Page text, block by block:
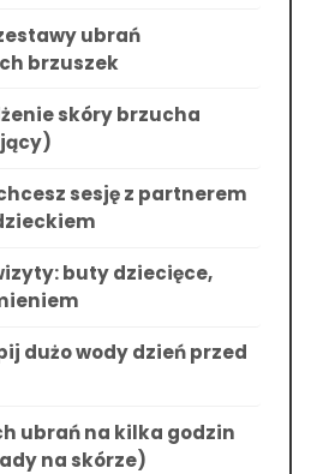
ubrań
brzuszek
skóry brzucha
sesję z partnerem
buty dziecięce,
dużo wody dzień przed
ubrań na kilka godzin
na skórze)